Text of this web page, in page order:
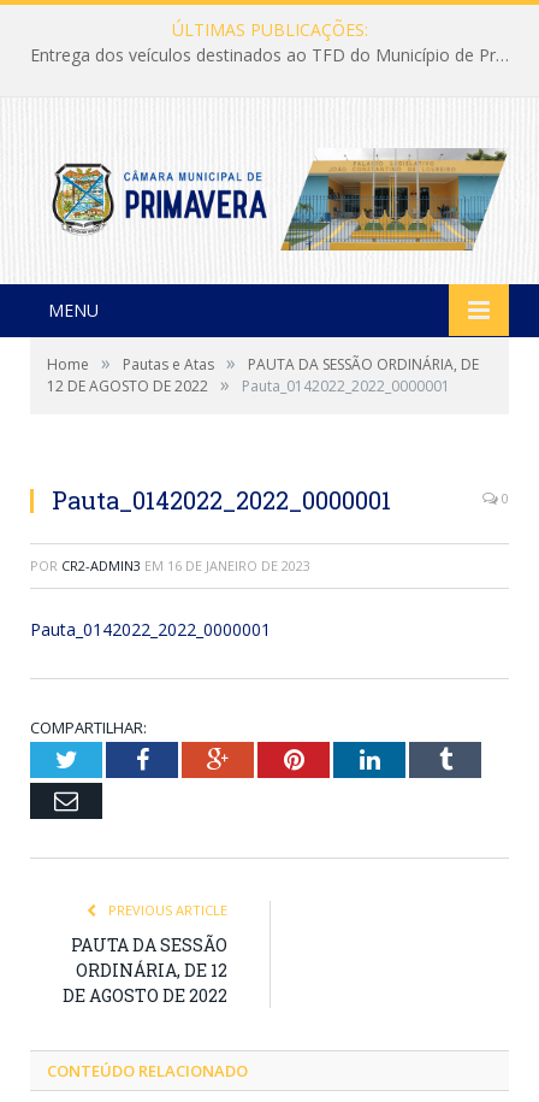
ÚLTIMAS PUBLICAÇÕES:
Entrega dos veículos destinados ao TFD do Município de Primavera
MENU
Home » Pautas e Atas »
PAUTA DA SESSÃO ORDINÁRIA, DE
12 DE AGOSTO DE 2022 » Pauta_0142022_2022_0000001
Pauta_0142022_2022_0000001 0
POR CR2-ADMIN3 EM 16 DE JANEIRO DE 2023
Pauta_0142022_2022_0000001
COMPARTILHAR:
TwitterFacebookGoogle+PinterestLinkedInTumblr
Email
PREVIOUS ARTICLE
PAUTA DA SESSÃO
ORDINÁRIA, DE 12
DE AGOSTO DE 2022
CONTEÚDO RELACIONADO